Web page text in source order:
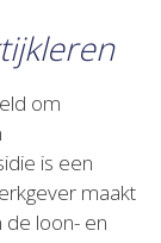
om
is een
maakt
de loon- en